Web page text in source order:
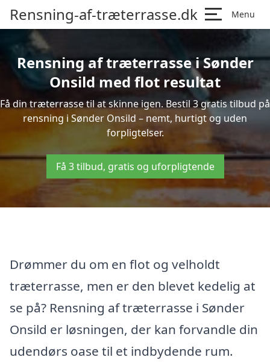
Rensning-af-træterrasse.dk Menu
Rensning af træterrasse i Sønder
Onsild med flot resultat
Få din træterrasse til at skinne igen. Bestil 3 gratis tilbud på
rensning i Sønder Onsild – nemt, hurtigt og uden
forpligtelser.
Få 3 tilbud, gratis og uforpligtende
Drømmer du om en flot og velholdt
træterrasse, men er den blevet kedelig at
se på? Rensning af træterrasse i Sønder
Onsild er løsningen, der kan forvandle din
udendørs oase til et indbydende rum.